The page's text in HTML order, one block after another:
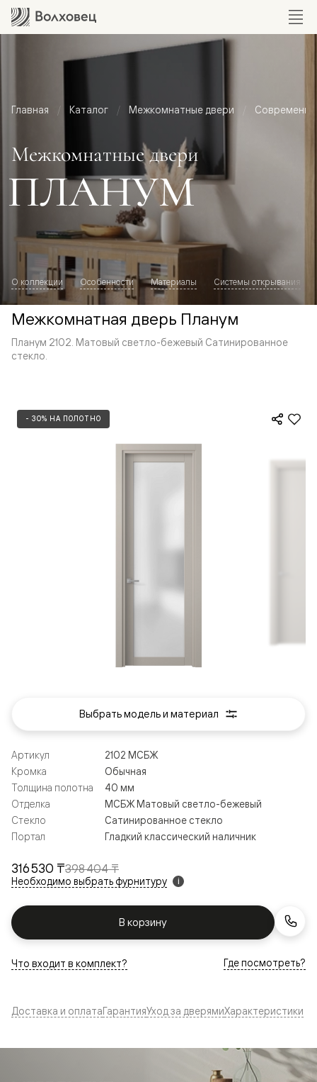
Главная Каталог Межкомнатные двери
Межкомнатные двери
ПЛАНУМ
О коллекции Особенности Материалы Системы открывания
Межкомнатная дверь Планум
Планум 2102. Матовый светло-бежевый Сатинированное
стекло.
- 30% НА ПОЛОТНО
316 530 ₸398 404 ₸
Необходимо выбрать фурнитуру i
В корзину
Артикул
2102 МСБЖ
Кромка
Обычная
Толщина полотна
40 мм
Отделка
МСБЖ Матовый светло-бежевый
Стекло
Сатинированное стекло
Портал
Гладкий классический наличник
Что входит в комплект? Где посмотреть?
Выбрать модель и материал
Доставка и оплатаГарантияУход за дверямиХарактеристики